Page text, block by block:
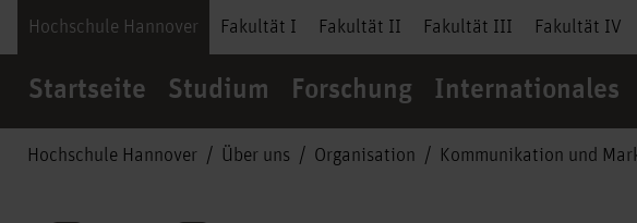
Hochschule Hannover Fakultät I Fakultät II Fakultät III Fakultät IV
Startseite Studium Forschung Internationales
Hochschule Hannover Über uns Organisation Kommunikation und